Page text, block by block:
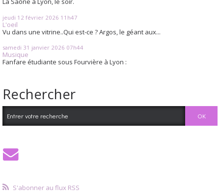
jeudi 12 février 2026 11h47
L'oeil
Vu dans une vitrine..Qui est-ce ? Argos, le géant aux...
samedi 31 janvier 2026 07h44
Musique
Fanfare étudiante sous Fourvière à Lyon :
Rechercher
S'abonner au flux RSS